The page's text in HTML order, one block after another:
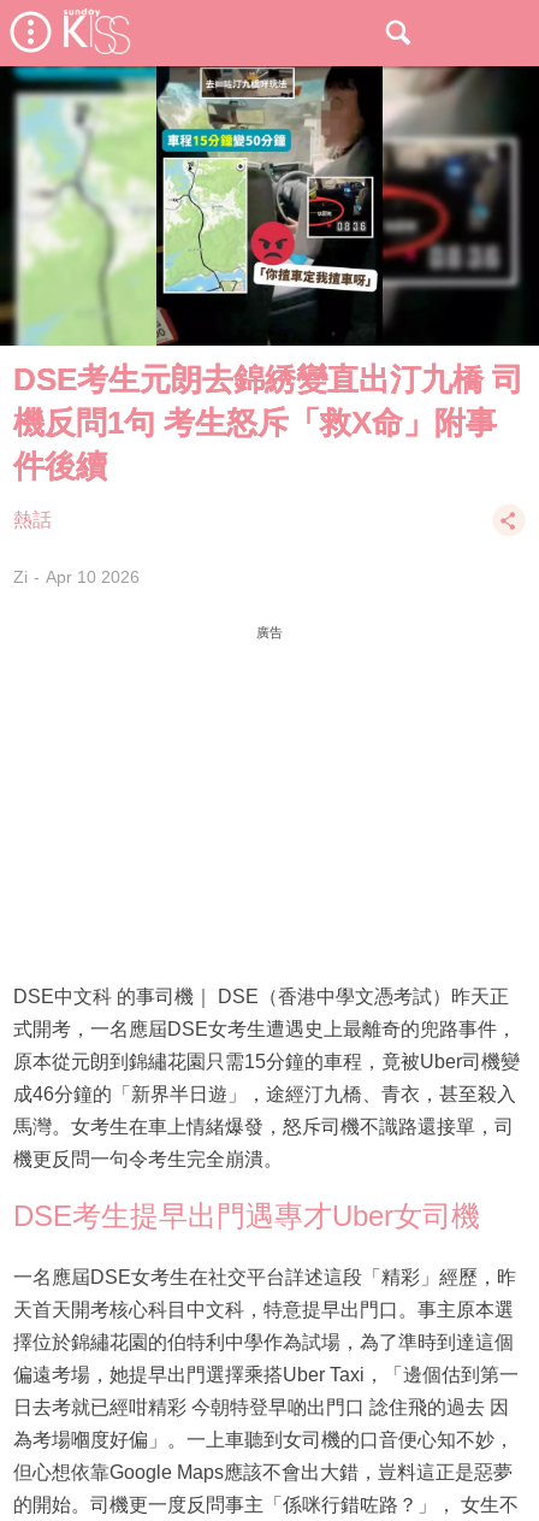
DSE考生元朗去錦綉變直出汀九橋 司
機反問1句 考生怒斥「救X命」附事
件後續
熱話
Zi Apr 10 2026
廣告
DSE中文科 的事司機｜ DSE（香港中學文憑考試）昨天正
式開考，一名應屆DSE女考生遭遇史上最離奇的兜路事件，
原本從元朗到錦繡花園只需15分鐘的車程，竟被Uber司機變
成46分鐘的「新界半日遊」，途經汀九橋、青衣，甚至殺入
馬灣。女考生在車上情緒爆發，怒斥司機不識路還接單，司
機更反問一句令考生完全崩潰。
DSE考生提早出門遇專才Uber女司機
一名應屆DSE女考生在社交平台詳述這段「精彩」經歷，昨
天首天開考核心科目中文科，特意提早出門口。事主原本選
擇位於錦繡花園的伯特利中學作為試場，為了準時到達這個
偏遠考場，她提早出門選擇乘搭Uber Taxi，「邊個估到第一
日去考就已經咁精彩 今朝特登早啲出門口 諗住飛的過去 因
為考場嗰度好偏」。一上車聽到女司機的口音便心知不妙，
但心想依靠Google Maps應該不會出大錯，豈料這正是惡夢
的開始。司機更一度反問事主「係咪行錯咗路？」， 女生不